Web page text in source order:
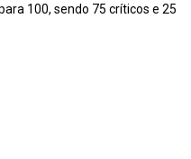
100, sendo 75 críticos e 25